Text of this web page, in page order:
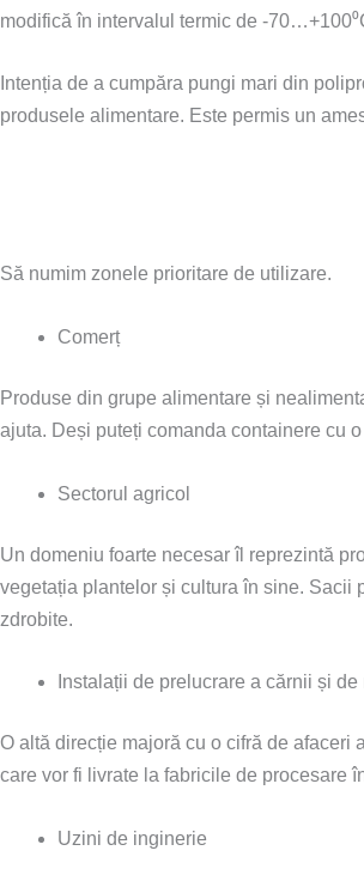
modifică în intervalul termic de -
Intenția de a cumpăra pungi mari din
produsele alimentare. Este permis un
Să numim zonele prioritare de utilizare.
Comerț
Produse din grupe alimentare și
ajuta. Deși puteți comanda containere cu
Sectorul agricol
Un domeniu foarte necesar îl reprezintă
vegetația plantelor și cultura în sine. Sacii
zdrobite.
Instalații de prelucrare a cărnii și
O altă direcție majoră cu o cifră de afaceri
care vor fi livrate la fabricile de procesare
Uzini de inginerie